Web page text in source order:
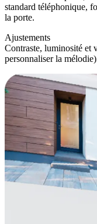
standard téléphonique,
la porte.
Ajustements
Contraste, luminosité et
personnaliser la